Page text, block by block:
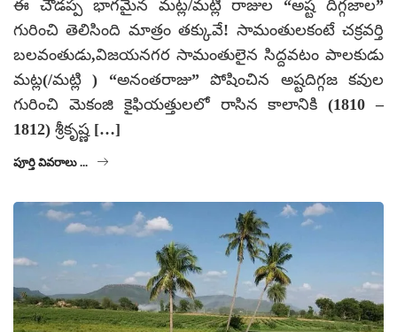
ఈ చౌడప్ప భాగమైన మట్ల/మట్లి రాజుల “అష్ట దిగ్గజాల”
గురించి తెలిసింది మాత్రం తక్కువే! సామంతులకంటే చక్రవర్తి
బలవంతుడు,విజయనగర సామంతులైన సిద్దవటం పాలకుడు
మట్ల(/మట్లి ) “అనంతరాజు” పోషించిన అష్టదిగ్గజ కవుల
గురించి మెకంజి కైఫియత్తులలో రాసిన కాలానికి (1810 –
1812) శ్రీకృష్ణ […]
పూర్తి వివరాలు ...